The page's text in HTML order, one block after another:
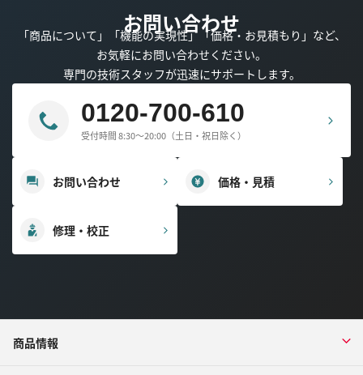
お問い合わせ
「商品について」「機能の実現性」「価格・お見積もり」など、
お気軽にお問い合わせください。
専門の技術スタッフが迅速にサポートします。
0120-700-610
受付時間 8:30～20:00（土日・祝日除く）
お問い合わせ 価格・見積
修理・校正
商品情報